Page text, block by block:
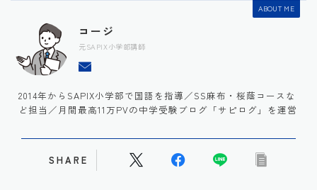
ABOUT ME
コージ
元SAPIX小学部講師
2014年からSAPIX小学部で国語を指導／SS麻布・桜蔭コースな
ど担当／月間最高11万PVの中学受験ブログ「サピログ」を運営
SHARE